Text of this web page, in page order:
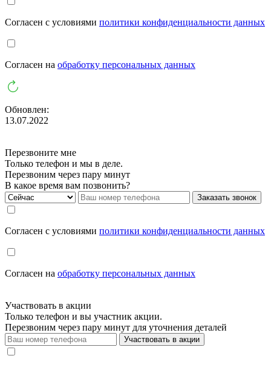
Cогласен с условиями политики конфиденциальности данных
Cогласен на обработку персональных данных
Обновлен:
13.07.2022
Перезвоните мне
Только телефон и мы в деле.
Перезвоним через пару минут
В какое время вам позвонить?
Заказать звонок
Cогласен с условиями политики конфиденциальности данных
Cогласен на обработку персональных данных
Участвовать в акции
Только телефон и вы участник акции.
Перезвоним через пару минут для уточнения деталей
Участвовать в акции